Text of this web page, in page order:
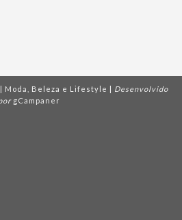
Moda, Beleza e Lifestyle | Desenvolvido
gCampaner